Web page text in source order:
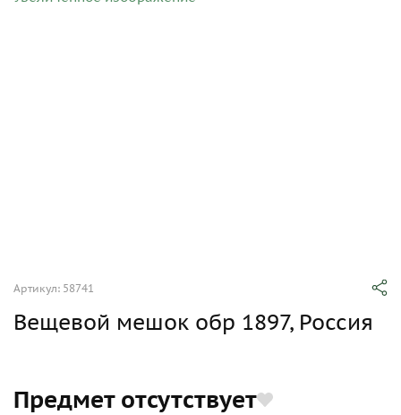
Артикул: 58741
Вещевой мешок обр 1897, Россия
Предмет отсутствует